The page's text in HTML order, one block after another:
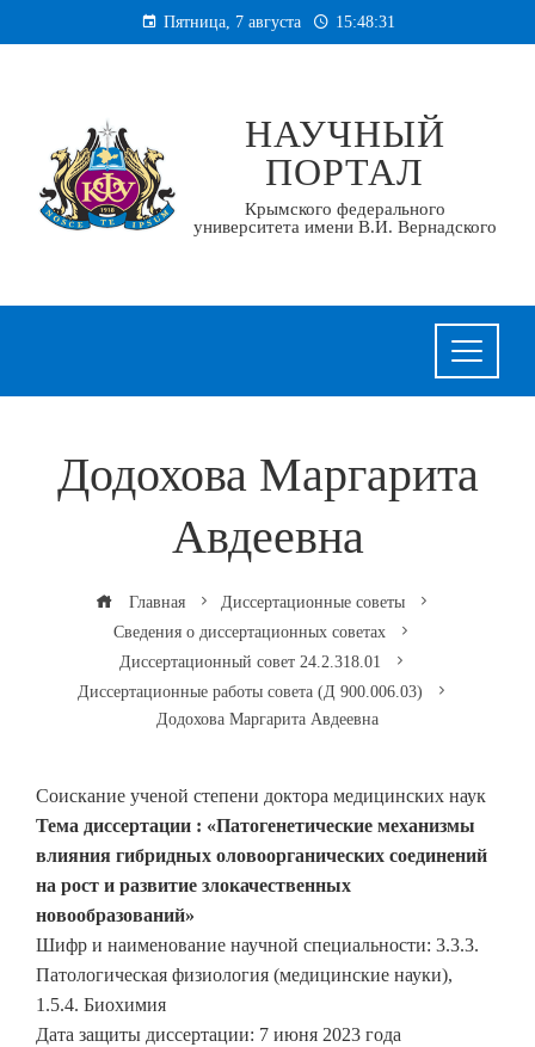
к
Пятница, 7 августа 15:48:32
НАУЧНЫЙ
ПОРТАЛ
Крымского федерального
университета имени В.И. Вернадского
Додохова Маргарита
Авдеевна
Главная
Диссертационные советы
Сведения о диссертационных советах
Диссертационный совет 24.2.318.01
Диссертационные работы совета (Д 900.006.03)
Додохова Маргарита Авдеевна
Соискание ученой степени доктора медицинских наук
Тема диссертации : «Патогенетические механизмы
влияния гибридных оловоорганических соединений
на рост и развитие злокачественных
новообразований»
Шифр и наименование научной специальности: 3.3.3.
Патологическая физиология (медицинские науки),
1.5.4. Биохимия
Дата защиты диссертации: 7 июня 2023 года